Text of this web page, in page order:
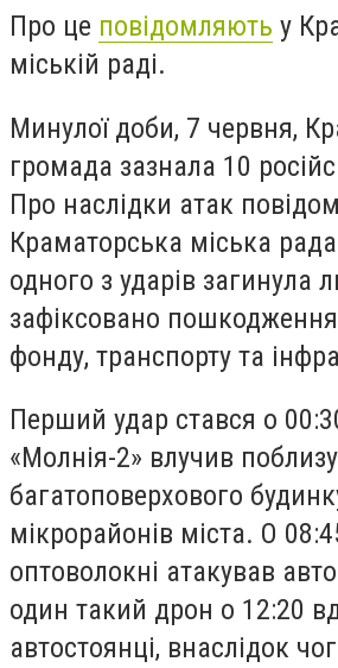
Про це повідомляють у
міській раді.
Минулої доби, 7 червня,
громада зазнала 10
Про наслідки атак
Краматорська міська
одного з ударів загинула
зафіксовано
фонду, транспорту та
Перший удар стався о
«Молнія-2» влучив поблизу
багатоповерхового
мікрорайонів міста. О
оптоволокні атакував
один такий дрон о 12:20
автостоянці, внаслідок